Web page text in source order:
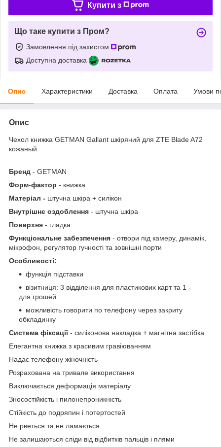
Купити з
Що таке купити з Пром?
Замовлення під захистом
Доступна доставка
Опис Характеристики Доставка Оплата Умови
Опис
Чехол книжка GETMAN Gallant шкіряний для ZTE Blade A72
кожаный
Бренд - GETMAN
Форм-фактор - книжка
Матеріал - штучна шкіра + силікон
Внутрішнє оздоблення - штучна шкіра
Поверхня - гладка
Функціональне забезпечення - отвори під камеру, динамік,
мікрофон, регулятор гучності та зовнішні порти
Особливості:
функція підставки
візитниця: 3 відділення для пластикових карт та 1 -
для грошей
можливість говорити по телефону через закриту
обкладинку
Система фіксації- силіконова накладка + магнітна застібка
Елегантна книжка з красивим гравіюванням
Надає телефону жіночність
Розрахована на тривале використання
Виключається деформацiя матеріалу
Зносостійкість і пилонепроникність
Стійкість до подряпин і потертостей
Не рветься та не ламається
Не залишаються сліди від відбитків пальців і плями